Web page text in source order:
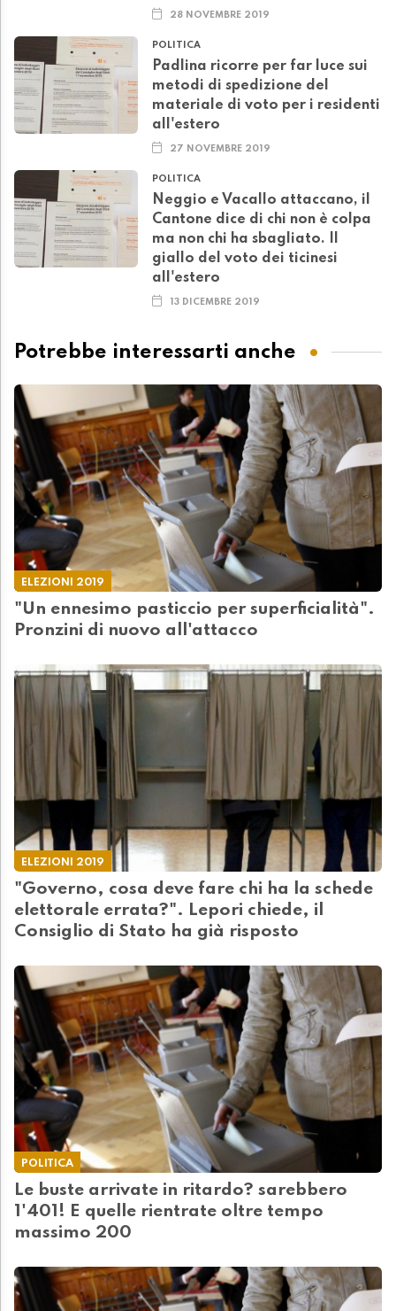
28 NOVEMBRE 2019
POLITICA
Padlina ricorre per far luce sui
metodi di spedizione del
materiale di voto per i residenti
all'estero
27 NOVEMBRE 2019
POLITICA
Neggio e Vacallo attaccano, il
Cantone dice di chi non è colpa
ma non chi ha sbagliato. Il
giallo del voto dei ticinesi
all'estero
13 DICEMBRE 2019
Potrebbe interessarti anche
ELEZIONI 2019
"Un ennesimo pasticcio per superficialità".
Pronzini di nuovo all'attacco
ELEZIONI 2019
"Governo, cosa deve fare chi ha la schede
elettorale errata?". Lepori chiede, il
Consiglio di Stato ha già risposto
POLITICA
Le buste arrivate in ritardo? sarebbero
1'401! E quelle rientrate oltre tempo
massimo 200